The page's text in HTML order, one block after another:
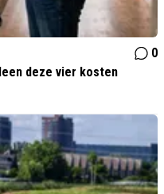
0
deze vier kosten